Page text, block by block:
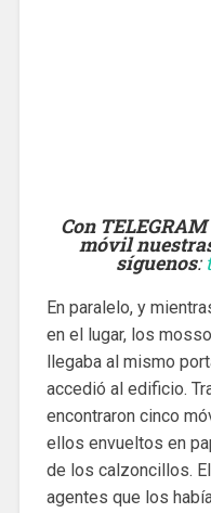
Con
móvil
síguenos:
En paralelo, y
en el lugar, los
llegaba al mismo
accedió al edificio.
encontraron cinco
ellos envueltos en
de los calzoncillos.
agentes que los